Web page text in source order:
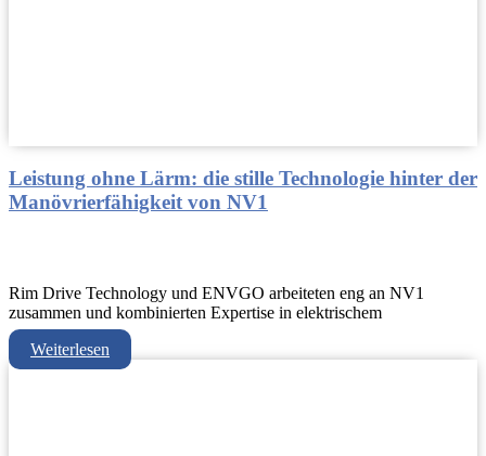
Leistung ohne Lärm: die stille Technologie hinter der
Manövrierfähigkeit von NV1
Rim Drive Technology und ENVGO arbeiteten eng an NV1
zusammen und kombinierten Expertise in elektrischem
Weiterlesen